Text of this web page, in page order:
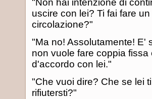
"Non hai intenzione di
uscire con lei? Ti fai fare
circolazione?"
"Ma no! Assolutamente! E'
non vuole fare coppia
d'accordo con lei."
"Che vuoi dire? Che se lei
rifiutersti?"